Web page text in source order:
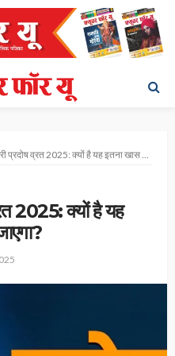
व्रत 2025: क्यों है यह इतना खास और कब रखा जाएगा?
2025: क्यों है यह